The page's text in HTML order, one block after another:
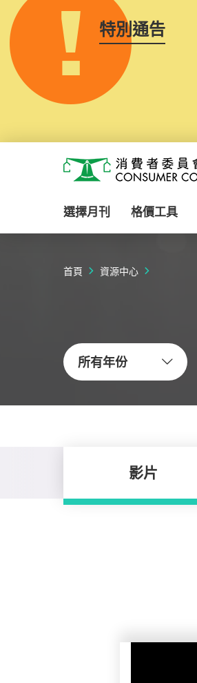
特別通告
消費者委員會
選擇月刊 格價工具
首頁 資源中心
所有年份
影片